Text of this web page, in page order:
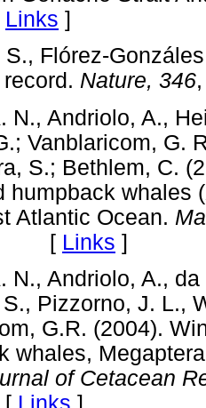
Links ]
S., Flórez-
Nature, 346
N., Andriolo, A.,
Vanblaricom, G.
S.; Bethlem, C.
humpback whales (
Atlantic Ocean.
[ Links ]
N., Andriolo, A.,
Pizzorno, J. L.,
G.R. (2004).
whales,
of Cetacean
Links ]